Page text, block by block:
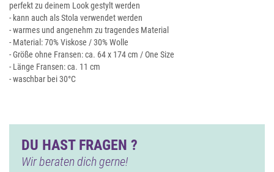
perfekt zu deinem Look gestylt werden
- kann auch als Stola verwendet werden
- warmes und angenehm zu tragendes Material
- Material: 70% Viskose / 30% Wolle
- Größe ohne Fransen: ca. 64 x 174 cm / One Size
- Länge Fransen: ca. 11 cm
- waschbar bei 30°C
DU HAST FRAGEN ?
Wir beraten dich gerne!